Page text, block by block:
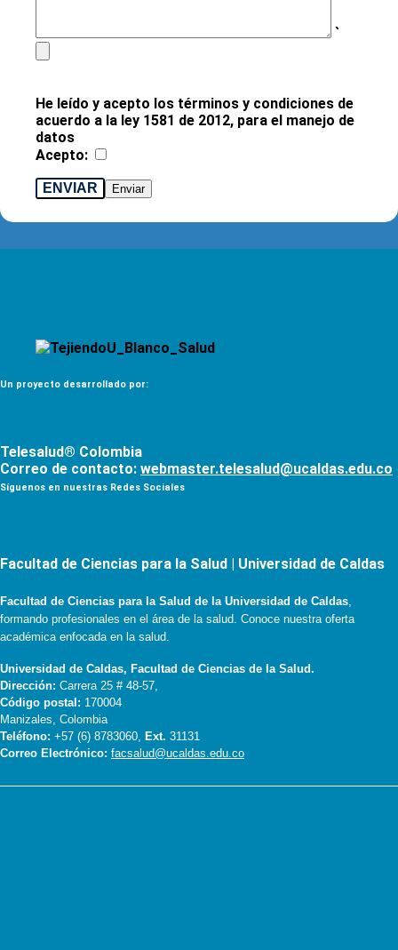
`
He leído y acepto los términos y condiciones de
acuerdo a la ley 1581 de 2012, para el manejo de
datos
Acepto:
ENVIAR
Un proyecto desarrollado por:
Telesalud® Colombia
Correo de contacto: webmaster.telesalud@ucaldas.edu.co
Síguenos en nuestras Redes Sociales
Facultad de Ciencias para la Salud | Universidad de Caldas
Facultad de Ciencias para la Salud de la Universidad de Caldas
formando profesionales en el área de la salud. Conoce nuestra oferta
académica enfocada en la salud.
Universidad de Caldas, Facultad de Ciencias de la Salud.
Dirección: Carrera 25 # 48-57,
Código postal: 170004
Manizales, Colombia
Teléfono: +57 (6) 8783060, Ext. 31131
Correo Electrónico: facsalud@ucaldas.edu.co